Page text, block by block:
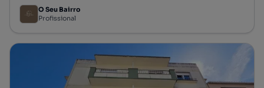
O Seu Bairro
Profissional